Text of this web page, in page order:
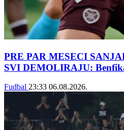
PRE PAR MESECI
SVI DEMOLIRAJU:
Fudbal 23:33 06.08.2026.